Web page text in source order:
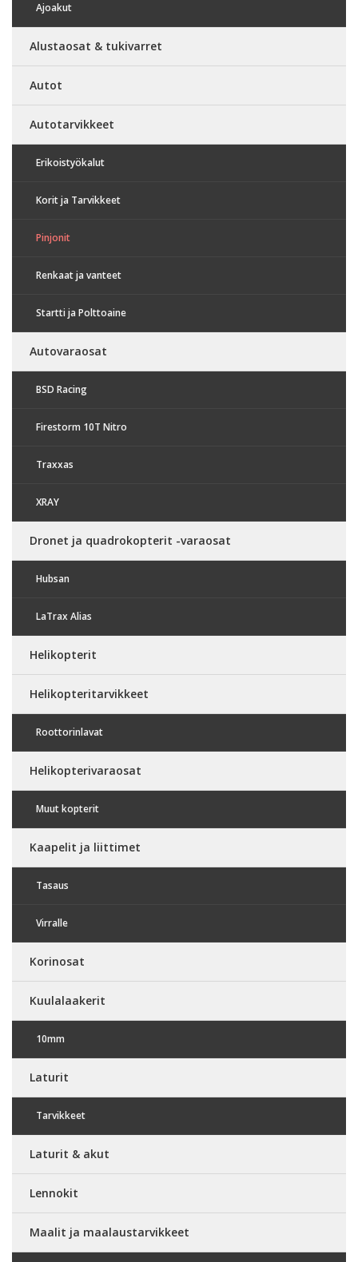
Ajoakut
Alustaosat & tukivarret
Autot
Autotarvikkeet
Erikoistyökalut
Korit ja Tarvikkeet
Pinjonit
Renkaat ja vanteet
Startti ja Polttoaine
Autovaraosat
BSD Racing
Firestorm 10T Nitro
Traxxas
XRAY
Dronet ja quadrokopterit -varaosat
Hubsan
LaTrax Alias
Helikopterit
Helikopteritarvikkeet
Roottorinlavat
Helikopterivaraosat
Muut kopterit
Kaapelit ja liittimet
Tasaus
Virralle
Korinosat
Kuulalaakerit
10mm
Laturit
Tarvikkeet
Laturit & akut
Lennokit
Maalit ja maalaustarvikkeet